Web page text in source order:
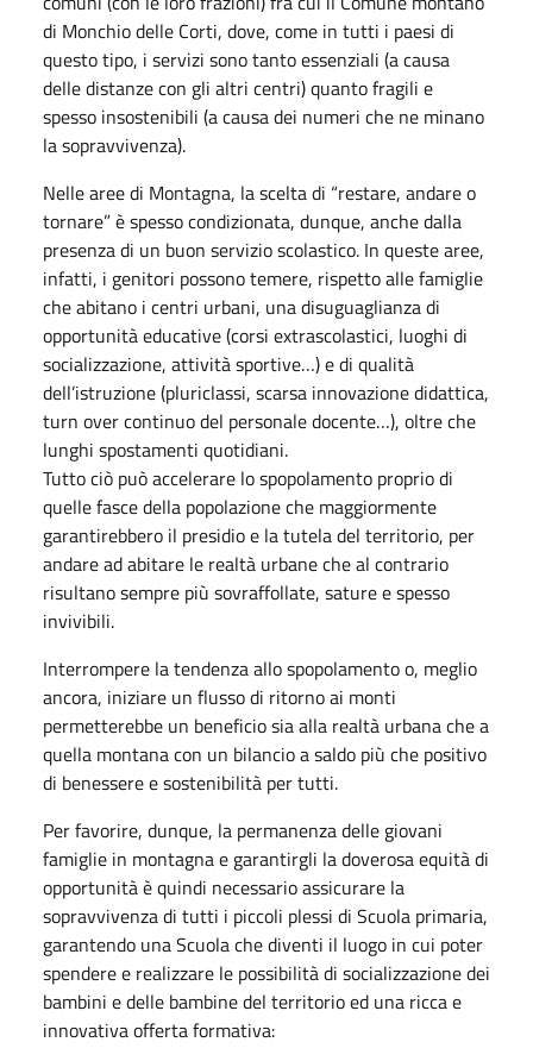
di Monchio delle Corti, dove, come in tutti i paesi di
questo tipo, i servizi sono tanto essenziali (a causa
delle distanze con gli altri centri) quanto fragili e
spesso insostenibili (a causa dei numeri che ne minano
la sopravvivenza).
Nelle aree di Montagna, la scelta di “restare, andare o
tornare” è spesso condizionata, dunque, anche dalla
presenza di un buon servizio scolastico. In queste aree,
infatti, i genitori possono temere, rispetto alle famiglie
che abitano i centri urbani, una disuguaglianza di
opportunità educative (corsi extrascolastici, luoghi di
socializzazione, attività sportive…) e di qualità
dell’istruzione (pluriclassi, scarsa innovazione didattica,
turn over continuo del personale docente…), oltre che
lunghi spostamenti quotidiani.
Tutto ciò può accelerare lo spopolamento proprio di
quelle fasce della popolazione che maggiormente
garantirebbero il presidio e la tutela del territorio, per
andare ad abitare le realtà urbane che al contrario
risultano sempre più sovraffollate, sature e spesso
invivibili.
Interrompere la tendenza allo spopolamento o, meglio
ancora, iniziare un flusso di ritorno ai monti
permetterebbe un beneficio sia alla realtà urbana che a
quella montana con un bilancio a saldo più che positivo
di benessere e sostenibilità per tutti.
Per favorire, dunque, la permanenza delle giovani
famiglie in montagna e garantirgli la doverosa equità di
opportunità è quindi necessario assicurare la
sopravvivenza di tutti i piccoli plessi di Scuola primaria,
garantendo una Scuola che diventi il luogo in cui poter
spendere e realizzare le possibilità di socializzazione dei
bambini e delle bambine del territorio ed una ricca e
innovativa offerta formativa: